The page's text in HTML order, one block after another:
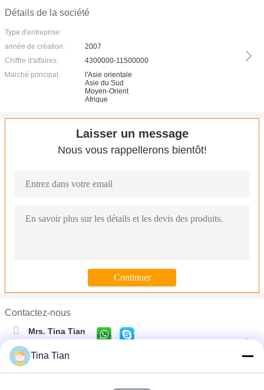
Détails de la société
Type d'entreprise:
année de création:
2007
Chiffre d'affaires:
4300000-11500000
Marché principal:
l'Asie orientale
Asie du Sud
Moyen-Orient
Afrique
Laisser un message
Nous vous rappellerons bientôt!
Contactez-nous
Mrs. Tina Tian
Téléphone :
Tina Tian